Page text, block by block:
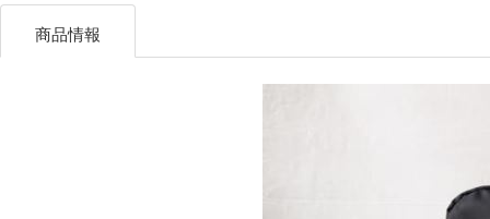
商品情報